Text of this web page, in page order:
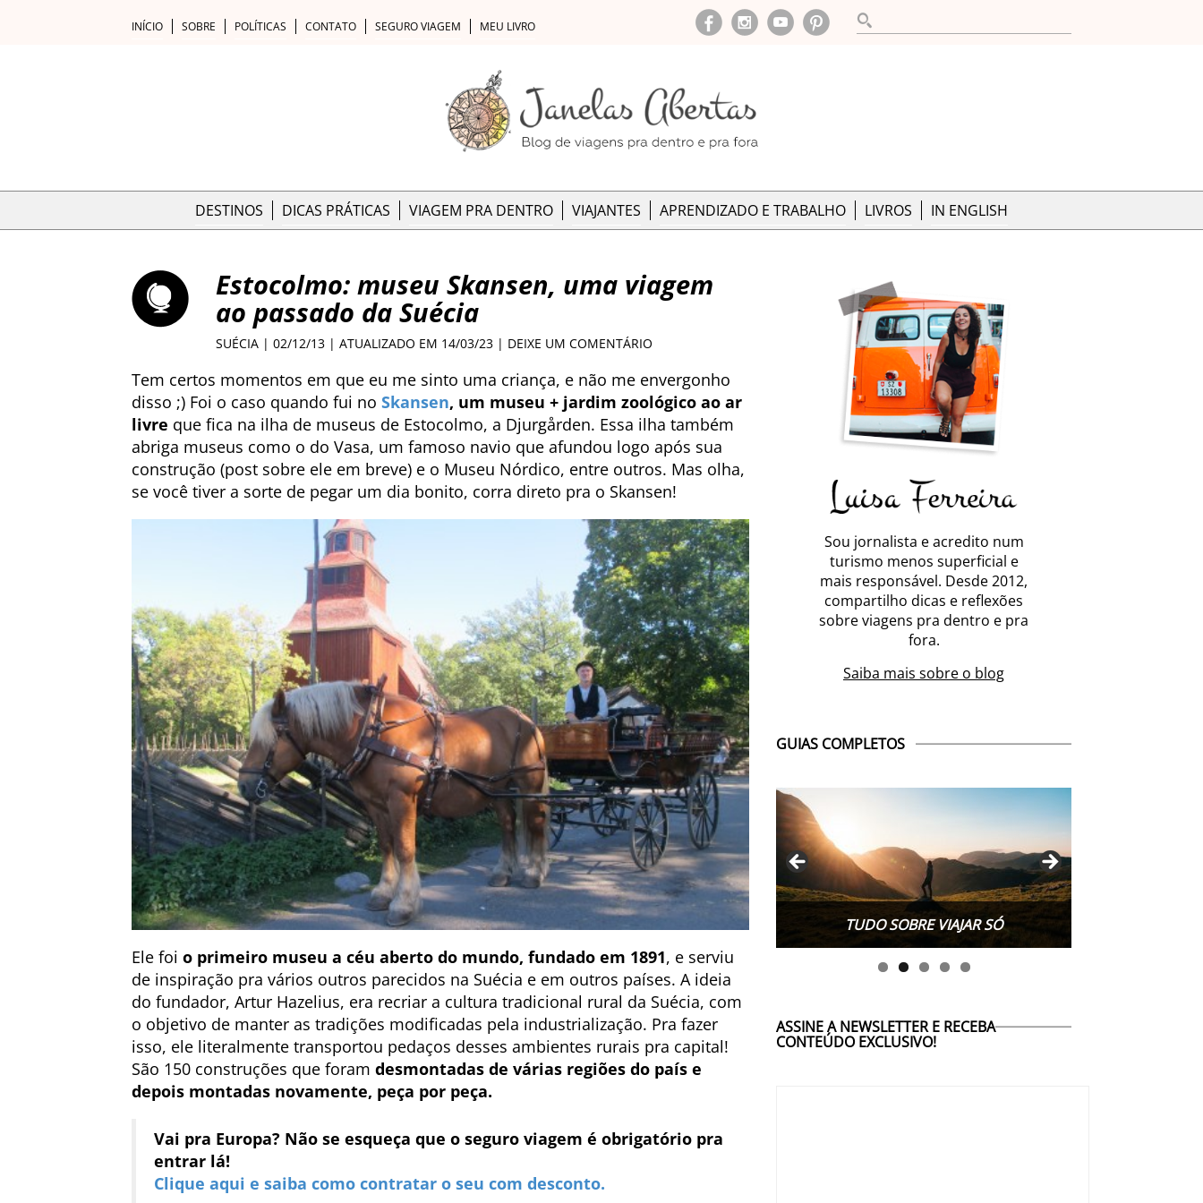
INÍCIO SOBRE POLÍTICAS CONTATO SEGURO VIAGEM MEU LIVRO
DESTINOS DICAS PRÁTICAS VIAGEM PRA DENTRO VIAJANTES APRENDIZADO E TRABALHO LIVROS IN ENGLISH
Estocolmo: museu Skansen, uma viagem
ao passado da Suécia
SUÉCIA | 02/12/13 | ATUALIZADO EM 14/03/23 | DEIXE UM COMENTÁRIO
Tem certos momentos em que eu me sinto uma criança, e não me envergonho
disso ;) Foi o caso quando fui no Skansen, um museu + jardim zoológico ao ar
livre que fica na ilha de museus de Estocolmo, a Djurgården. Essa ilha também
abriga museus como o do Vasa, um famoso navio que afundou logo após sua
construção (post sobre ele em breve) e o Museu Nórdico, entre outros. Mas olha,
se você tiver a sorte de pegar um dia bonito, corra direto pra o Skansen!
Ele foi o primeiro museu a céu aberto do mundo, fundado em 1891, e serviu
de inspiração pra vários outros parecidos na Suécia e em outros países. A ideia
do fundador, Artur Hazelius, era recriar a cultura tradicional rural da Suécia, com
o objetivo de manter as tradições modificadas pela industrialização. Pra fazer
isso, ele literalmente transportou pedaços desses ambientes rurais pra capital!
São 150 construções que foram desmontadas de várias regiões do país e
depois montadas novamente, peça por peça.
Vai pra Europa? Não se esqueça que o seguro viagem é obrigatório pra
entrar lá!
Clique aqui e saiba como contratar o seu com desconto.
Sou jornalista e acredito num
turismo menos superficial e
mais responsável. Desde 2012,
compartilho dicas e reflexões
sobre viagens pra dentro e pra
fora.
Saiba mais sobre o blog
GUIAS COMPLETOS
TUDO SOBRE WORK EXCHANGE
ASSINE A NEWSLETTER E RECEBA
CONTEÚDO EXCLUSIVO!